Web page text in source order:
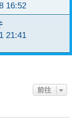
16:52
21:41
前往